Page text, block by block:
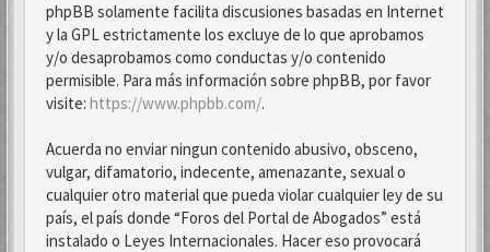
phpBB solamente facilita discusiones basadas en Internet
y la GPL estrictamente los excluye de lo que aprobamos
y/o desaprobamos como conductas y/o contenido
permisible. Para más información sobre phpBB, por favor
visite: https://www.phpbb.com/.
Acuerda no enviar ningun contenido abusivo, obsceno,
vulgar, difamatorio, indecente, amenazante, sexual o
cualquier otro material que pueda violar cualquier ley de su
país, el país donde “Foros del Portal de Abogados” está
instalado o Leyes Internacionales. Hacer eso provocará